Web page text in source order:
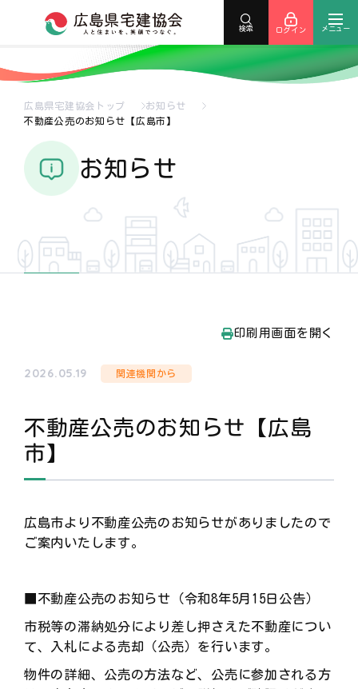
検索 ログイン メニュー
広島県宅建協会トップ
お知らせ
不動産公売のお知らせ【広島市】
お知らせ
印刷用画面を開く
2026.05.19 関連機関から
不動産公売のお知らせ【広島
市】
広島市より不動産公売のお知らせがありましたので
ご案内いたします。
■不動産公売のお知らせ（令和8年5月15日公告）
市税等の滞納処分により差し押さえた不動産につい
て、入札による売却（公売）を行います。
物件の詳細、公売の方法など、公売に参加される方